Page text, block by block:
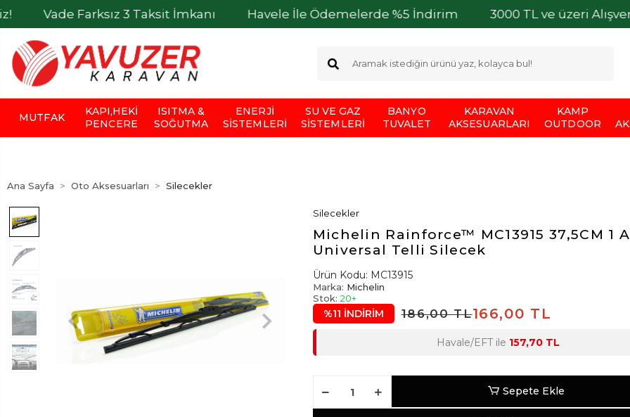
Farksız 3 Taksit İmkanı Havele İle Ödemelerde %5 İndirim 3000 TL ve üzeri
MUTFAK
KAPI,HEKI
PENCERE
ISITMA &
SOĞUTMA
ENERJI
SISTEMLERI
SU VE GAZ
SISTEMLERI
BANYO
TUVALET
KARAVAN
AKSESUARLARI
KAMP
OUTDOOR
Ana Sayfa Oto Aksesuarları Silecekler
Silecekler
Michelin Rainforce™ MC13915 37,5CM 1
Universal Telli Silecek
Ürün Kodu: MC13915
Marka: Michelin
Stok: 20+
%11 İNDİRİM 186,00 TL166,00 TL
Havale/EFT ile 157,70 TL
Sepete Ekle